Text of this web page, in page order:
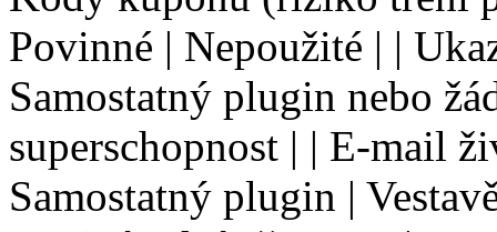
Povinné | Nepoužité | |
Samostatný plugin nebo
superschopnost | | E-mail
Samostatný plugin |